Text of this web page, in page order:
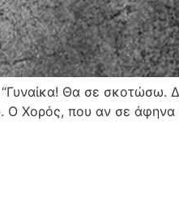
“Γυναίκα! Θα σε
Ο Χορός, που αν σε